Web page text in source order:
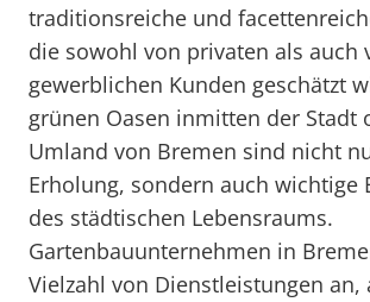
traditionsreiche und
die sowohl von privaten als auch
gewerblichen Kunden geschätzt
grünen Oasen inmitten der Stadt
Umland von Bremen sind nicht
Erholung, sondern auch wichtige
des städtischen Lebensraums.
Gartenbauunternehmen in
Vielzahl von Dienstleistungen an,